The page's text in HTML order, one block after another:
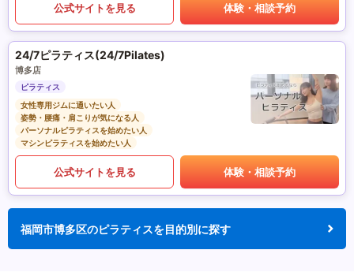
公式サイトを見る 体験・相談予約
24/7ピラティス(24/7Pilates)
博多店
ピラティス
女性専用ジムに通いたい人
姿勢・腰痛・肩こりが気になる人
パーソナルピラティスを始めたい人
マシンピラティスを始めたい人
公式サイトを見る 体験・相談予約
福岡市博多区のピラティスを目的別に探す